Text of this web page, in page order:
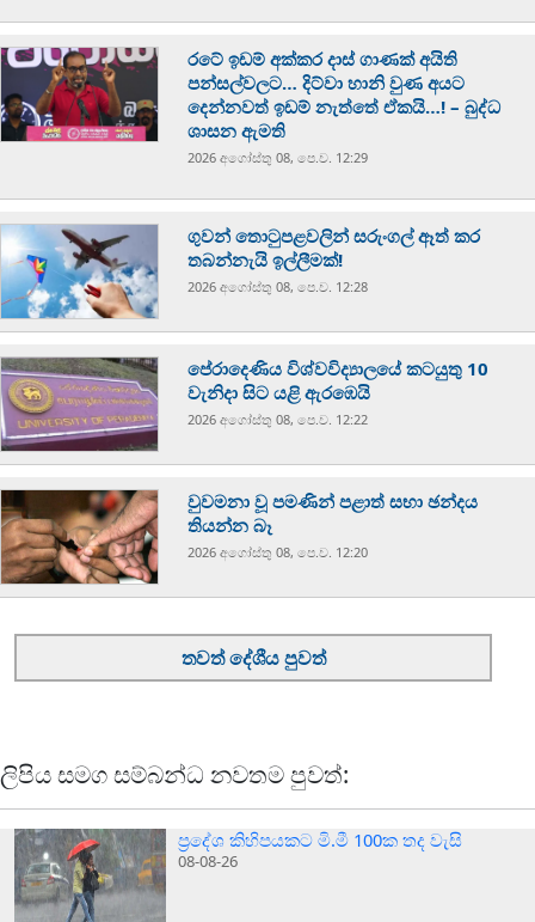
රටේ ඉඩම් අක්කර දාස් ගාණක් අයිති
පන්සල්වලට… දිට්වා හානි වුණ අයට
දෙන්නවත් ඉඩම් නැත්තේ ඒකයි…! – බුද්ධ
ශාසන ඇමති
2026 අගෝස්‍තු 08, පෙ.ව. 12:29
ගුවන් තොටුපළවලින් සරුංගල් ඈත් කර
තබන්නැයි ඉල්ලීමක්!
2026 අගෝස්‍තු 08, පෙ.ව. 12:28
පේරාදෙණිය විශ්වවිද්‍යාලයේ කටයුතු 10
වැනිදා සිට යළි ඇරඹෙයි
2026 අගෝස්‍තු 08, පෙ.ව. 12:22
වුවමනා වූ පමණින් පළාත් සභා ඡන්දය
තියන්න බෑ
2026 අගෝස්‍තු 08, පෙ.ව. 12:20
තවත් දේශීය පුවත්
ලිපිය සමග සම්බන්ධ නවතම පුවත්:
ප්‍රදේශ කිහිපයකට මි.මී 100ක තද වැසි
08-08-26